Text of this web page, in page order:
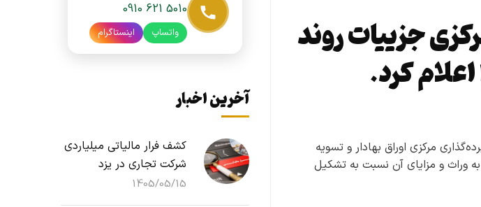
جزییات روند
کرد.
مرکزی اوراق بهادار و تسویه
به وراث و مزایای آن نسبت به تشکیل
0910 621 5010
واتساپ اینستاگرام
آخرین اخبار
کشف فرار مالیاتی میلیاردی
شرکت تجاری در یزد
1405/05/15